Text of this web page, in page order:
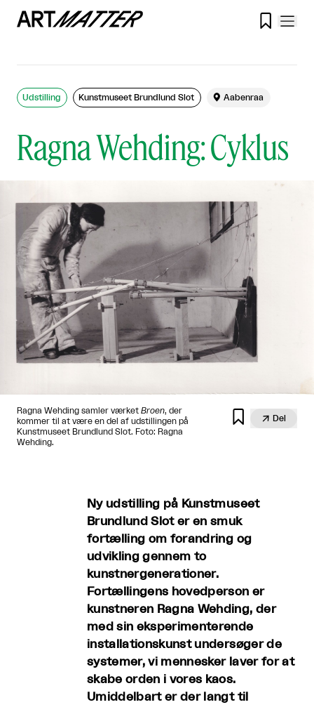

Ragna Wehding: Cyklus
Udstilling Kunstmuseet Brundlund Slot  Aabenraa
Ragna Wehding samler værket Broen, der
kommer til at være en del af udstillingen på
Kunstmuseet Brundlund Slot. Foto: Ragna
Wehding.
  Del
Ny udstilling på Kunstmuseet
Brundlund Slot er en smuk
fortælling om forandring og
udvikling gennem to
kunstnergenerationer.
Fortællingens hovedperson er
kunstneren Ragna Wehding, der
med sin eksperimenterende
installationskunst undersøger de
systemer, vi mennesker laver for at
skabe orden i vores kaos.
Umiddelbart er der langt til